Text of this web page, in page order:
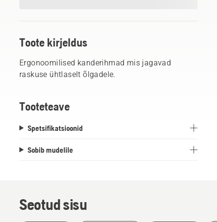
Toote kirjeldus
Ergonoomilised kanderihmad mis jagavad
raskuse ühtlaselt õlgadele.
Tooteteave
Spetsifikatsioonid
Sobib mudelile
Seotud sisu